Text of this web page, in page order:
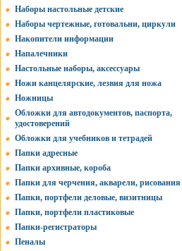
Наборы настольные детские
Наборы чертежные, готовальни, циркули
Накопители информации
Напалечники
Настольные наборы, аксессуары
Ножи канцелярские, лезвия для ножа
Ножницы
Обложки для автодокументов, паспорта,
удостоверений
Обложки для учебников и тетрадей
Папки адресные
Папки архивные, короба
Папки для черчения, акварели, рисования
Папки, портфели деловые, визитницы
Папки, портфели пластиковые
Папки-регистраторы
Пеналы